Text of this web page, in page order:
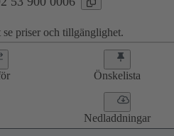
priser och tillgänglighet.
Önskelista
Nedladdningar